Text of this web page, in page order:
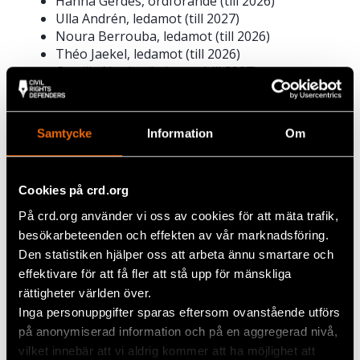
Samtycke Information Om
Cookies på crd.org
På crd.org använder vi oss av cookies för att mäta trafik,
besökarbeteenden och effekten av vår marknadsföring.
Den statistiken hjälper oss att arbeta ännu smartare och
effektivare för att få fler att stå upp för mänskliga
rättigheter världen över.
Inga personuppgifter sparas eftersom ovanstående utförs
på anonymiserad information och på en aggregerad nivå,
vilket innebär att vi aldrig kommer att ha möjlighet att
Ulla Andrén, ledamot (till 2027)
Noura Berrouba, ledamot (till 2026)
Théo Jaekel, ledamot (till 2026)
Camilla Nagler, ledamot (till 2027)
Mårten Lundberg, ledamot (till 2026)
Lena Svensson, ledamot (till 2027)
Caroline Thunved, ledamot (till 2026)
Styrelsen är helt ideell och ingen ledamot uppbär
Valberedningen valdes om
Nuvarande valberedning valdes också om.
Valberedningen består av Marcela Mieres Eneroth
(omval), Carin Norberg (omval), Catharina
Mannerfelt (omval) samt Seher Yilmaz (omval).
Marcela Mieres Eneroth är sammankallande.